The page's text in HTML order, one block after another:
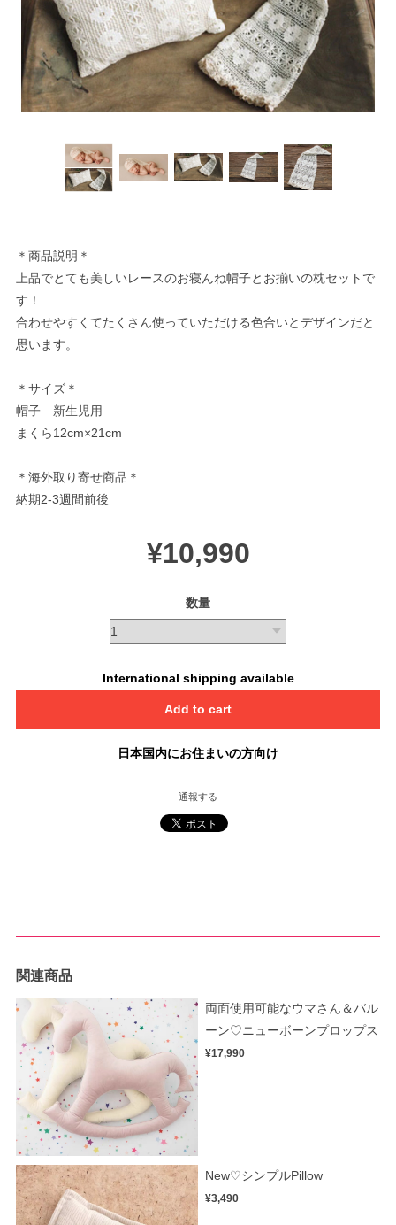
＊商品説明＊
上品でとても美しいレースのお寝んね帽子とお揃いの枕セットで
す！
合わせやすくてたくさん使っていただける色合いとデザインだと
思います。
＊サイズ＊
帽子 新生児用
まくら12cm×21cm
＊海外取り寄せ商品＊
納期2-3週間前後
¥10,990
数量
International shipping available
Add to cart
日本国内にお住まいの方向け
通報する
関連商品
両面使用可能なウマさん＆バル
ーン♡ニューボーンプロップス
¥17,990
New♡シンプルPillow
¥3,490